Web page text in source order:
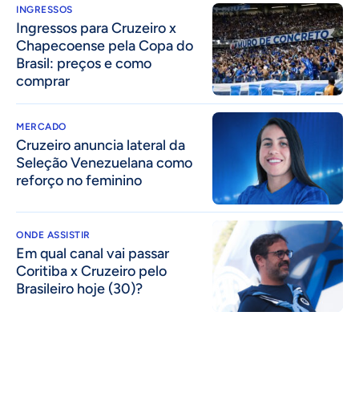
INGRESSOS
Ingressos para Cruzeiro x
Chapecoense pela Copa do
Brasil: preços e como
comprar
MERCADO
Cruzeiro anuncia lateral da
Seleção Venezuelana como
reforço no feminino
ONDE ASSISTIR
Em qual canal vai passar
Coritiba x Cruzeiro pelo
Brasileiro hoje (30)?